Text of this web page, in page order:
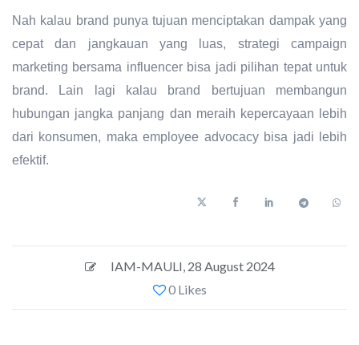
Nah kalau brand punya tujuan menciptakan dampak yang
cepat dan jangkauan yang luas, strategi campaign
marketing bersama influencer bisa jadi pilihan tepat untuk
brand. Lain lagi kalau brand bertujuan membangun
hubungan jangka panjang dan meraih kepercayaan lebih
dari konsumen, maka employee advocacy bisa jadi lebih
efektif.
IAM-MAULI 28 August 2024
0 Likes